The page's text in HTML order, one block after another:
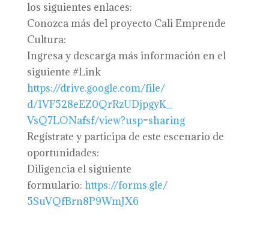
los siguientes enlaces:
Conozca más del proyecto Cali Emprende
Cultura:
Ingresa y descarga más información en el
siguiente #Link
https://drive.google.com/file/
d/1VF528eEZ0QrRzUDjpgyK_
VsQ7LONafsf/view?usp=sharing
Regístrate y participa de este escenario de
oportunidades:
Diligencia el siguiente
formulario: https://forms.gle/
5SuVQfBrn8P9WmJX6